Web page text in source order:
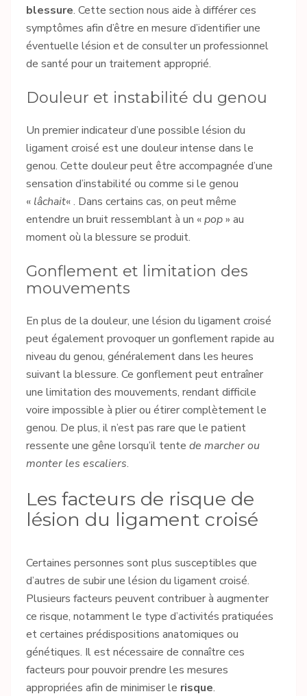
blessure. Cette section nous aide à différer ces
symptômes afin d’être en mesure d’identifier une
éventuelle lésion et de consulter un professionnel
de santé pour un traitement approprié.
Douleur et instabilité du genou
Un premier indicateur d’une possible lésion du
ligament croisé est une douleur intense dans le
genou. Cette douleur peut être accompagnée d’une
sensation d’instabilité ou comme si le genou
« lâchait« . Dans certains cas, on peut même
entendre un bruit ressemblant à un «pop» au
moment où la blessure se produit.
Gonflement et limitation des
mouvements
En plus de la douleur, une lésion du ligament croisé
peut également provoquer un gonflement rapide au
niveau du genou, généralement dans les heures
suivant la blessure. Ce gonflement peut entraîner
une limitation des mouvements, rendant difficile
voire impossible à plier ou étirer complètement le
genou. De plus, il n’est pas rare que le patient
ressente une gêne lorsqu’il tente de marcher ou
monter les escaliers.
Les facteurs de risque de
lésion du ligament croisé
Certaines personnes sont plus susceptibles que
d’autres de subir une lésion du ligament croisé.
Plusieurs facteurs peuvent contribuer à augmenter
ce risque, notamment le type d’activités pratiquées
et certaines prédispositions anatomiques ou
génétiques. Il est nécessaire de connaître ces
facteurs pour pouvoir prendre les mesures
appropriées afin de minimiser le risque.